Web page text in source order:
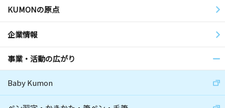
KUMONの原点
企業情報
事業・活動の広がり
Baby Kumon